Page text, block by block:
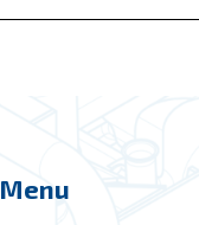
Menu